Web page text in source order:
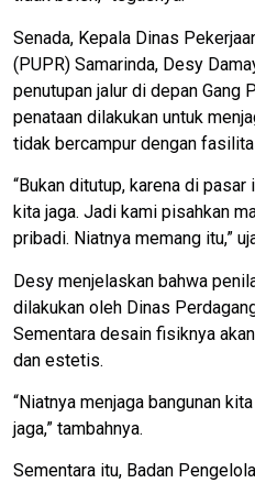
Senada, Kepala Dinas
(PUPR) Samarinda, Desy
penutupan jalur di depan Gang
penataan dilakukan untuk
tidak bercampur dengan
“Bukan ditutup, karena di
kita jaga. Jadi kami pisahkan
pribadi. Niatnya memang itu,”
Desy menjelaskan bahwa
dilakukan oleh Dinas
Sementara desain fisiknya
dan estetis.
“Niatnya menjaga bangunan
jaga,” tambahnya.
Sementara itu, Badan